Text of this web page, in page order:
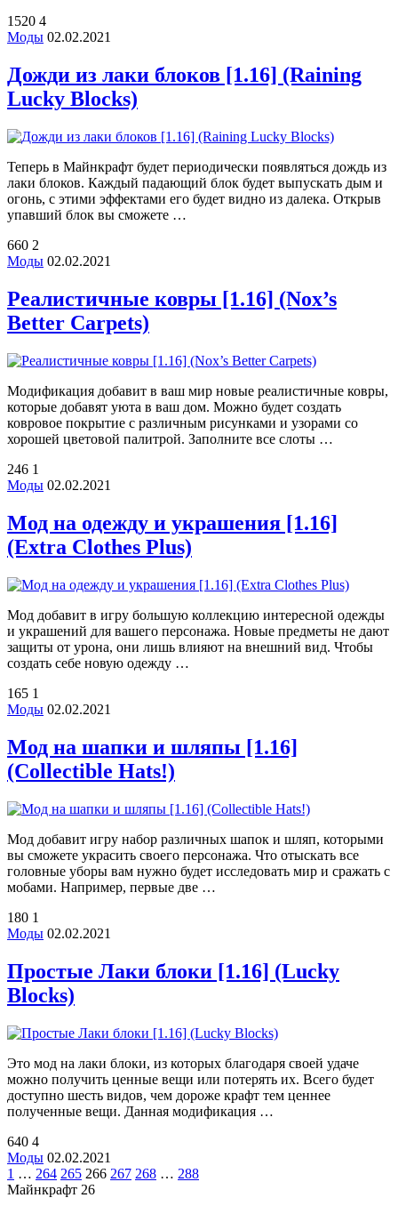
1520 4
Моды 02.02.2021
Дожди из лаки блоков [1.16] (Raining
Lucky Blocks)
Теперь в Майнкрафт будет периодически появляться дождь из
лаки блоков. Каждый падающий блок будет выпускать дым и
огонь, с этими эффектами его будет видно из далека. Открыв
упавший блок вы сможете …
660 2
Моды 02.02.2021
Реалистичные ковры [1.16] (Nox’s
Better Carpets)
Модификация добавит в ваш мир новые реалистичные ковры,
которые добавят уюта в ваш дом. Можно будет создать
ковровое покрытие с различным рисунками и узорами со
хорошей цветовой палитрой. Заполните все слоты …
246 1
Моды 02.02.2021
Мод на одежду и украшения [1.16]
(Extra Clothes Plus)
Мод добавит в игру большую коллекцию интересной одежды
и украшений для вашего персонажа. Новые предметы не дают
защиты от урона, они лишь влияют на внешний вид. Чтобы
создать себе новую одежду …
165 1
Моды 02.02.2021
Мод на шапки и шляпы [1.16]
(Collectible Hats!)
Мод добавит игру набор различных шапок и шляп, которыми
вы сможете украсить своего персонажа. Что отыскать все
головные уборы вам нужно будет исследовать мир и сражать с
мобами. Например, первые две …
180 1
Моды 02.02.2021
Простые Лаки блоки [1.16] (Lucky
Blocks)
Это мод на лаки блоки, из которых благодаря своей удаче
можно получить ценные вещи или потерять их. Всего будет
доступно шесть видов, чем дороже крафт тем ценнее
полученные вещи. Данная модификация …
640 4
Моды 02.02.2021
1 … 264 265 266 267 268 … 288
Майнкрафт 26